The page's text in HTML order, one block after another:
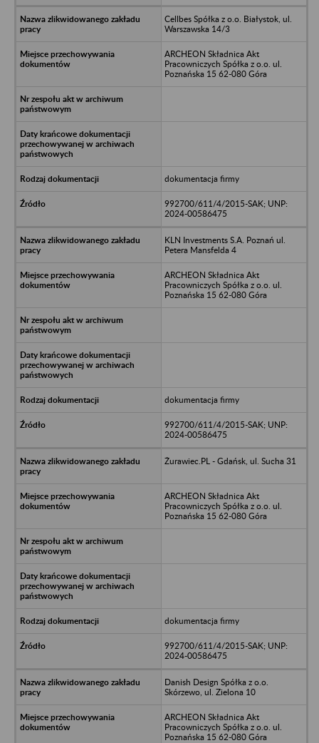
Cellbes Spółka z o.o. Białystok, ul.
Warszawska 14/3
ARCHEON Składnica Akt
Pracowniczych Spółka z o.o. ul.
Poznańska 15 62-080 Góra
dokumentacja firmy
992700/611/4/2015-SAK; UNP:
2024-00586475
KLN Investments S.A. Poznań ul.
Petera Mansfelda 4
ARCHEON Składnica Akt
Pracowniczych Spółka z o.o. ul.
Poznańska 15 62-080 Góra
dokumentacja firmy
992700/611/4/2015-SAK; UNP:
2024-00586475
Żurawiec.PL - Gdańsk, ul. Sucha 31
ARCHEON Składnica Akt
Pracowniczych Spółka z o.o. ul.
Poznańska 15 62-080 Góra
dokumentacja firmy
992700/611/4/2015-SAK; UNP:
2024-00586475
Danish Design Spółka z o.o.
Skórzewo, ul. Zielona 10
ARCHEON Składnica Akt
Pracowniczych Spółka z o.o. ul.
Poznańska 15 62-080 Góra